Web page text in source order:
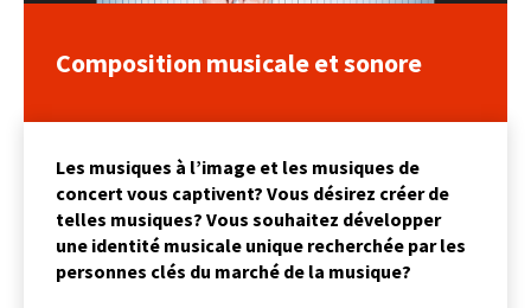
Composition musicale et sonore
Les musiques à l’image et les musiques de
concert vous captivent? Vous désirez créer de
telles musiques? Vous souhaitez développer
une identité musicale unique recherchée par les
personnes clés du marché de la musique?